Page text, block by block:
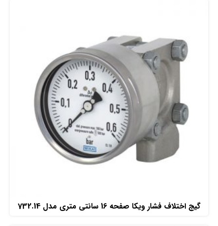
گیج اختلاف فشار ویکا صفحه 16 سانتی متری مدل 732.14